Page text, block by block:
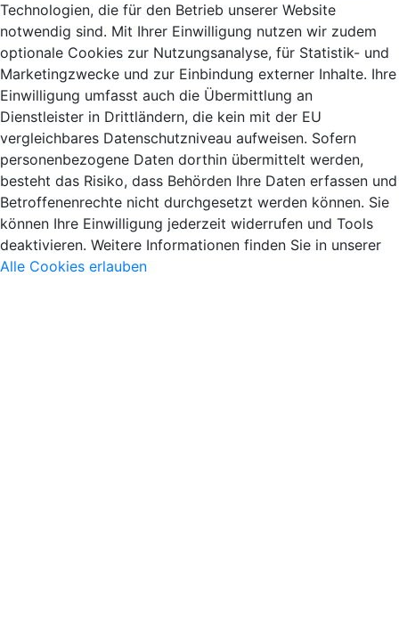
Technologien, die für den Betrieb unserer Website
notwendig sind. Mit Ihrer Einwilligung nutzen wir zudem
optionale Cookies zur Nutzungsanalyse, für Statistik- und
Marketingzwecke und zur Einbindung externer Inhalte. Ihre
Einwilligung umfasst auch die Übermittlung an
Dienstleister in Drittländern, die kein mit der EU
vergleichbares Datenschutzniveau aufweisen. Sofern
personenbezogene Daten dorthin übermittelt werden,
besteht das Risiko, dass Behörden Ihre Daten erfassen und
Betroffenenrechte nicht durchgesetzt werden können. Sie
können Ihre Einwilligung jederzeit widerrufen und Tools
deaktivieren. Weitere Informationen finden Sie in unserer
Alle Cookies erlauben